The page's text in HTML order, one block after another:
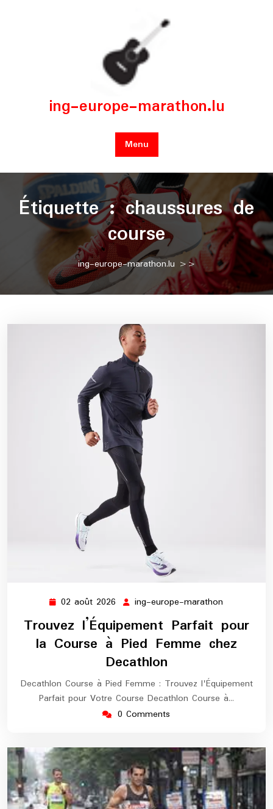
ing-europe-marathon.lu
Menu
Étiquette :chaussures de
course
ing-europe-marathon.lu >>
02 août 2026 02
2026
ing-europe-marathon
marathon
Trouvez l’Équipement Parfait pour
la Course à Pied Femme chez
Decathlon
Decathlon Course à Pied Femme : Trouvez l'Équipement
Parfait pour Votre Course Decathlon Course à…
0 Comments